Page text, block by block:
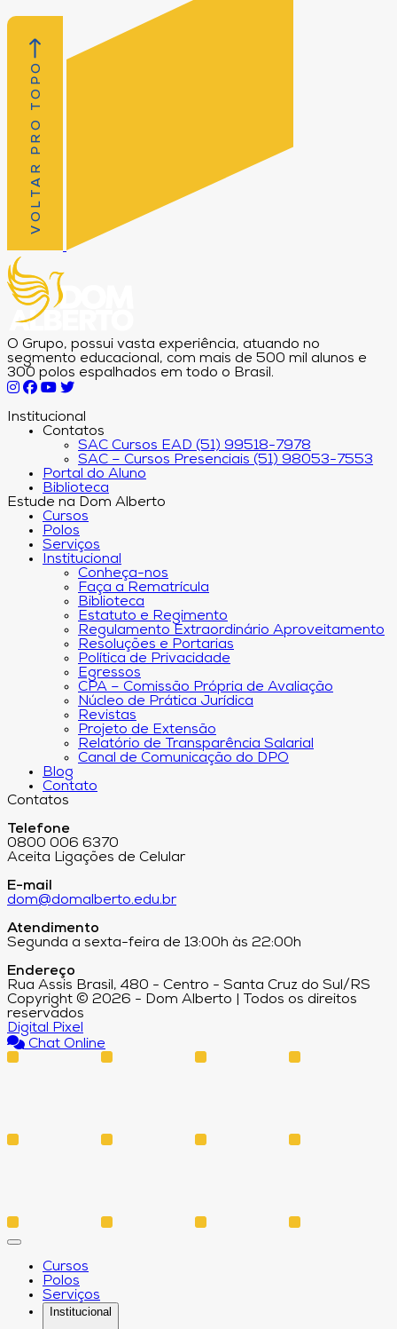
VOLTAR PRO TOPO
O Grupo, possui vasta experiência, atuando no
segmento educacional, com mais de 500 mil alunos e
300 polos espalhados em todo o Brasil.
Institucional
Contatos
SAC Cursos EAD (51) 99518-7978
SAC – Cursos Presenciais (51) 98053-7553
Portal do Aluno
Biblioteca
Estude na Dom Alberto
Cursos
Polos
Serviços
Institucional
Conheça-nos
Faça a Rematrícula
Biblioteca
Estatuto e Regimento
Regulamento Extraordinário Aproveitamento
Resoluções e Portarias
Política de Privacidade
Egressos
CPA – Comissão Própria de Avaliação
Núcleo de Prática Jurídica
Revistas
Projeto de Extensão
Relatório de Transparência Salarial
Canal de Comunicação do DPO
Blog
Contato
Contatos
Telefone
0800 006 6370
Aceita Ligações de Celular
E-mail
dom@domalberto.edu.br
Atendimento
Segunda a sexta-feira de 13:00h às 22:00h
Endereço
Rua Assis Brasil, 480 - Centro - Santa Cruz do Sul/RS
Copyright © 2026 - Dom Alberto | Todos os direitos
reservados
Digital Pixel
Chat Online
Cursos
Polos
Serviços
Institucional